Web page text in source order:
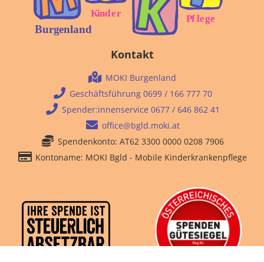
Kontakt
MOKI Burgenland
Geschäftsführung 0699 / 166 777 70
Spender:innenservice 0677 / 646 862 41
office@bgld.moki.at
Spendenkonto: AT62 3300 0000 0208 7906
Kontoname: MOKI Bgld - Mobile Kinderkrankenpflege